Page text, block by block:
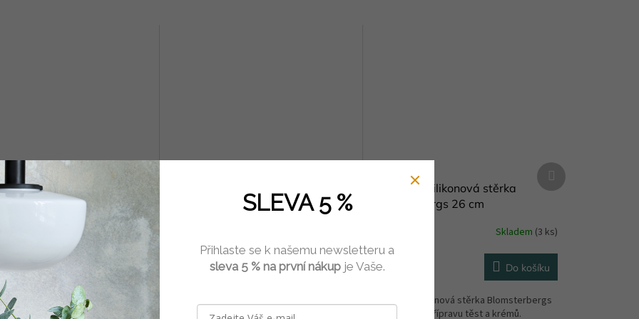
na med II
Skladem (17 ks)
DETAIL
na nabírání medu.
S - délka 10 cm, průměr 2
179 Kč Do košíku
a pepře nesmí chybět na žádném stole. ...
Cukrářská silikonová stěrka
Blomsterbergs 26 cm
Skladem (3 ks)
398 Kč Do košíku
Praktická silikonová stěrka Blomsterbergs
je ideální pro přípravu těst a krémů.
Další
produkt
SLEVA 5 %
Přihlaste se k našemu newsletteru a
sleva 5 % na první nákupje Vaše.